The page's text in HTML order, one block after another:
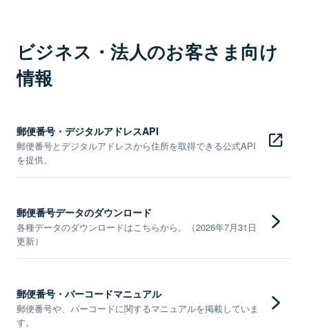
ビジネス・法人のお客さま向け
情報
郵便番号・デジタルアドレスAPI
郵便番号とデジタルアドレスから住所を取得できる公式API
を提供。
郵便番号データのダウンロード
各種データのダウンロードはこちらから。（2026年7月31日
更新）
郵便番号・バーコードマニュアル
郵便番号や、バーコードに関するマニュアルを掲載していま
す。